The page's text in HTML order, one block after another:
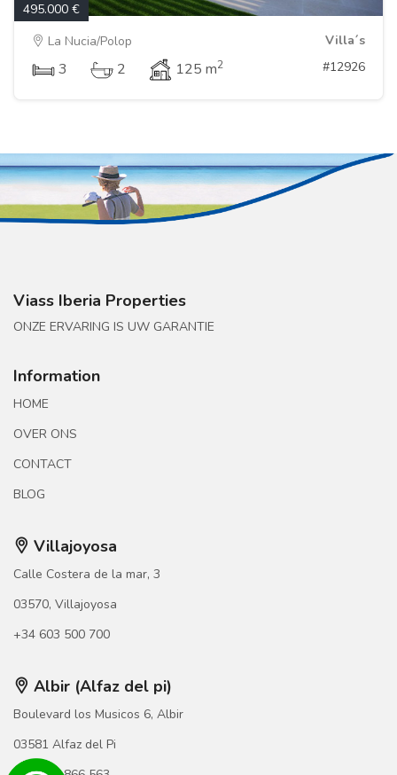
495.000 €
La Nucia/Polop
Villa´s
3 2 125 m2 #12926
Viass Iberia Properties
ONZE ERVARING IS UW GARANTIE
Information
HOME
OVER ONS
CONTACT
BLOG
Villajoyosa
Calle Costera de la mar, 3
03570, Villajoyosa
+34 603 500 700
Albir (Alfaz del pi)
Boulevard los Musicos 6, Albir
03581 Alfaz del Pi